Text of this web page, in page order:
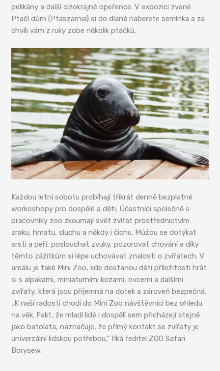
pelikány a další cizokrajné opeřence. V expozici zvané
Ptačí dům (Ptaszarnia) si do dlaně naberete semínka a za
chvíli vám z ruky zobe několik ptáčků.
Každou letní sobotu probíhají třikrát denně bezplatné
workoshopy pro dospělé a děti. Účastníci společně s
pracovníky zoo zkoumají svět zvířat prostřednictvím
zraku, hmatu, sluchu a někdy i čichu. Můžou se dotýkat
srsti a peří, poslouchat zvuky, pozorovat chování a díky
těmto zážitkům si lépe uchovávat znalosti o zvířatech. V
areálu je také Mini Zoo, kde dostanou děti příležitosti hrát
si s alpakami, miniaturními kozami, ovcemi a dalšími
zvířaty, která jsou příjemná na dotek a zároveň bezpečná.
„K naší radosti chodí do Mini Zoo návštěvníci bez ohledu
na věk. Fakt, že mladí lidé i dospělí sem přicházejí stejně
jako batolata, naznačuje, že přímý kontakt se zvířaty je
univerzální lidskou potřebou,“ říká ředitel ZOO Safari
Borysew.